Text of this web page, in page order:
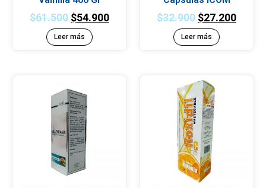
$61.500 $54.900
Leer más
$32.900 $27.200
Leer más